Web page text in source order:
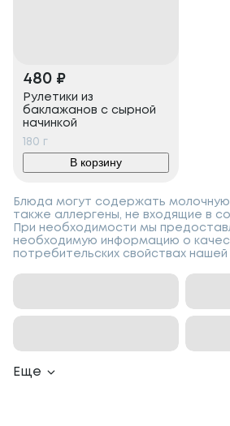
480 ₽
Рулетики из
баклажанов с сырной
начинкой
180 г
В корзину
Блюда могут содержать
также аллергены, не входящие в
При необходимости мы
необходимую информацию о
потребительских свойствах нашей
Еще